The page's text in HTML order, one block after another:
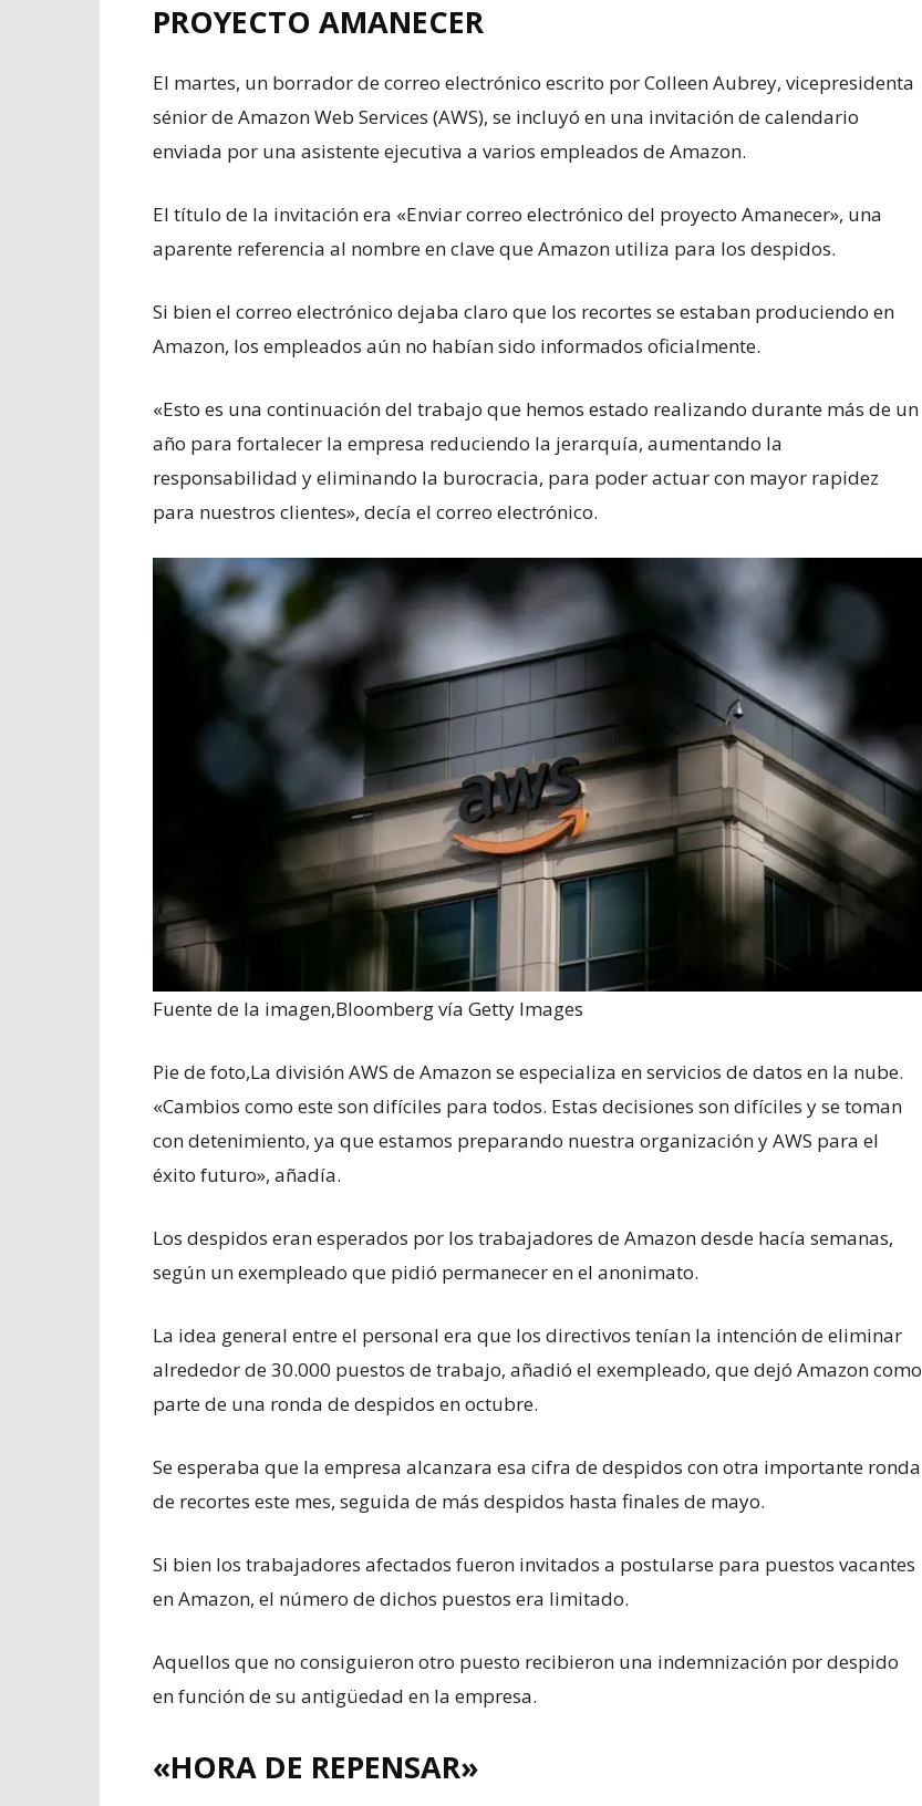
PROYECTO AMANECER
El martes, un borrador de correo electrónico escrito por Colleen Aubrey, vicepresidenta
sénior de Amazon Web Services (AWS), se incluyó en una invitación de calendario
enviada por una asistente ejecutiva a varios empleados de Amazon.
El título de la invitación era «Enviar correo electrónico del proyecto Amanecer», una
aparente referencia al nombre en clave que Amazon utiliza para los despidos.
Si bien el correo electrónico dejaba claro que los recortes se estaban produciendo en
Amazon, los empleados aún no habían sido informados oficialmente.
«Esto es una continuación del trabajo que hemos estado realizando durante más de un
año para fortalecer la empresa reduciendo la jerarquía, aumentando la
responsabilidad y eliminando la burocracia, para poder actuar con mayor rapidez
para nuestros clientes», decía el correo electrónico.
Fuente de la imagen,Bloomberg vía Getty Images
Pie de foto,La división AWS de Amazon se especializa en servicios de datos en la nube.
«Cambios como este son difíciles para todos. Estas decisiones son difíciles y se toman
con detenimiento, ya que estamos preparando nuestra organización y AWS para el
éxito futuro», añadía.
Los despidos eran esperados por los trabajadores de Amazon desde hacía semanas,
según un exempleado que pidió permanecer en el anonimato.
La idea general entre el personal era que los directivos tenían la intención de eliminar
alrededor de 30.000 puestos de trabajo, añadió el exempleado, que dejó Amazon como
parte de una ronda de despidos en octubre.
Se esperaba que la empresa alcanzara esa cifra de despidos con otra importante ronda
de recortes este mes, seguida de más despidos hasta finales de mayo.
Si bien los trabajadores afectados fueron invitados a postularse para puestos vacantes
en Amazon, el número de dichos puestos era limitado.
Aquellos que no consiguieron otro puesto recibieron una indemnización por despido
en función de su antigüedad en la empresa.
«HORA DE REPENSAR»